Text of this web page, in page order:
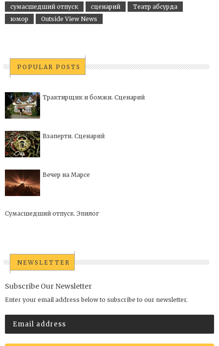
сумасшедший отпуск
сценарий
Театр абсурда
юмор
Outside View News
POPULAR POSTS
Трактирщик и бомжи. Сценарий
Взаперти. Сценарий
Вечер на Марсе
Сумасшедший отпуск. Эпилог
NEWSLETTER
Subscribe Our Newsletter
Enter your email address below to subscribe to our newsletter.